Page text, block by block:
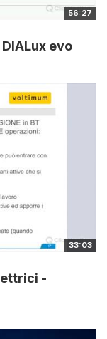
56:27
evo
33:03
-